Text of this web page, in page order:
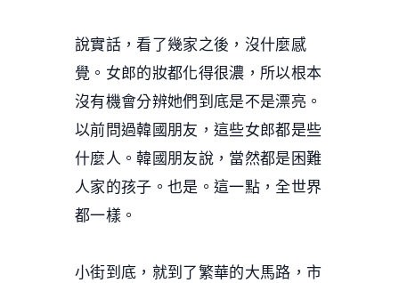
說實話，看了幾家之後，沒什麼感
覺。女郎的妝都化得很濃，所以根本
沒有機會分辨她們到底是不是漂亮。
以前問過韓國朋友，這些女郎都是些
什麼人。韓國朋友說，當然都是困難
人家的孩子。也是。這一點，全世界
都一樣。
小街到底，就到了繁華的大馬路，市